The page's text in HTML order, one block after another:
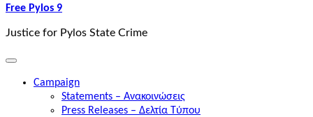
Free Pylos 9
Justice for Pylos State Crime
Campaign
Statements – Ανακοινώσεις
Press Releases – Δελτία Τύπου